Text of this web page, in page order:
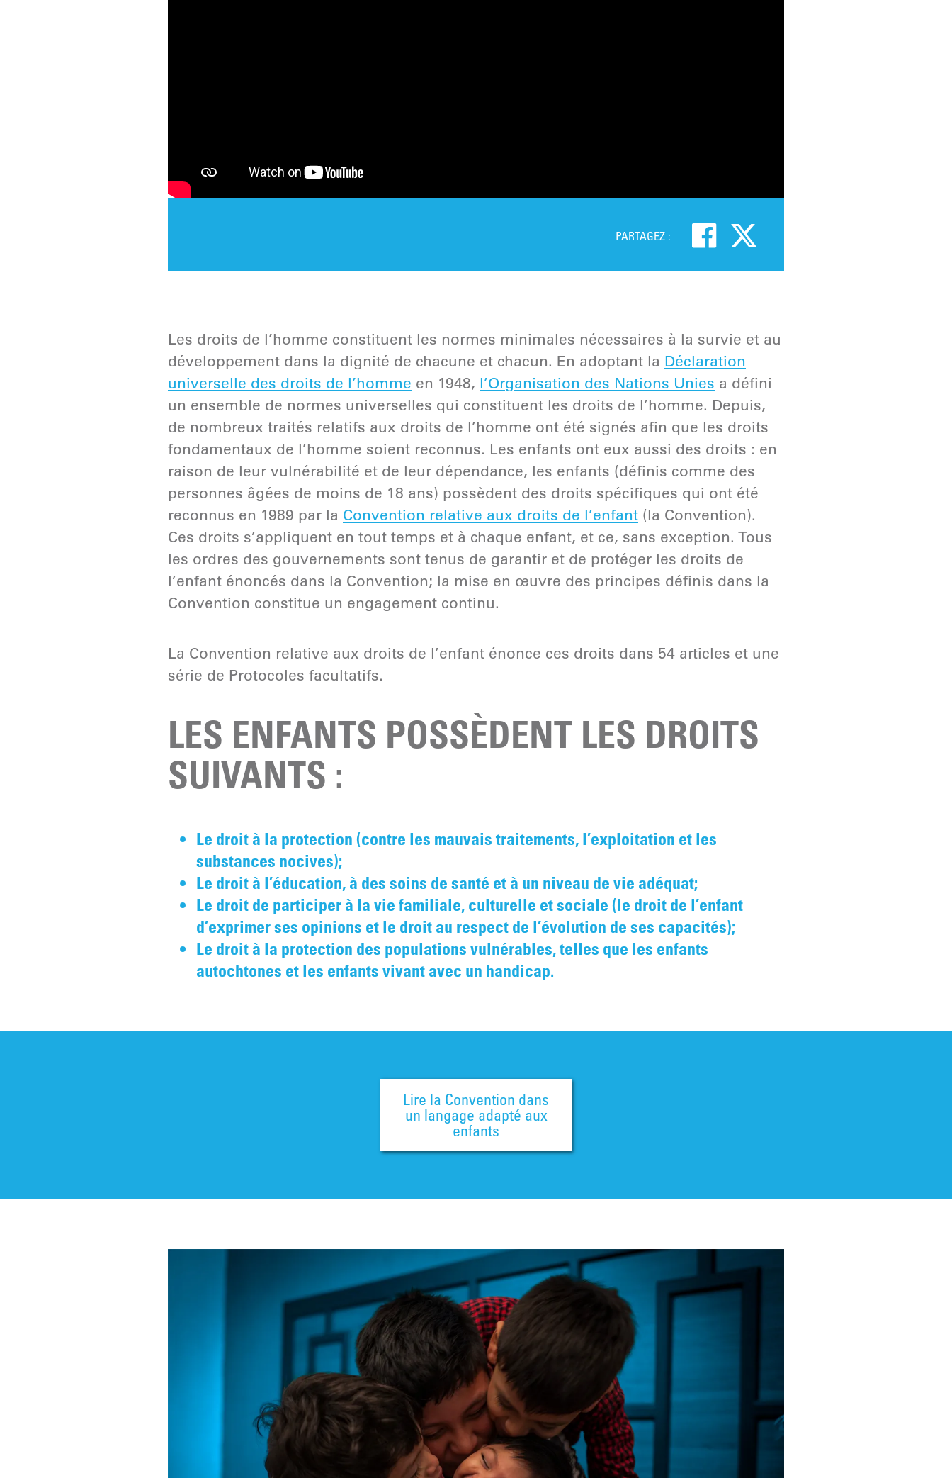
PARTAGEZ :
Les droits de l’homme constituent les normes minimales nécessaires à la survie et au
développement dans la dignité de chacune et chacun. En adoptant la Déclaration
universelle des droits de l’homme en 1948, l’Organisation des Nations Unies a défini
un ensemble de normes universelles qui constituent les droits de l’homme. Depuis,
de nombreux traités relatifs aux droits de l’homme ont été signés afin que les droits
fondamentaux de l’homme soient reconnus. Les enfants ont eux aussi des droits : en
raison de leur vulnérabilité et de leur dépendance, les enfants (définis comme des
personnes âgées de moins de 18 ans) possèdent des droits spécifiques qui ont été
reconnus en 1989 par la Convention relative aux droits de l’enfant (la Convention).
Ces droits s’appliquent en tout temps et à chaque enfant, et ce, sans exception. Tous
les ordres des gouvernements sont tenus de garantir et de protéger les droits de
l’enfant énoncés dans la Convention; la mise en œuvre des principes définis dans la
Convention constitue un engagement continu.
La Convention relative aux droits de l’enfant énonce ces droits dans 54 articles et une
série de Protocoles facultatifs.
LES ENFANTS POSSÈDENT LES DROITS
SUIVANTS :
Le droit à la protection (contre les mauvais traitements, l’exploitation et les
substances nocives);
Le droit à l’éducation, à des soins de santé et à un niveau de vie adéquat;
Le droit de participer à la vie familiale, culturelle et sociale (le droit de l’enfant
d’exprimer ses opinions et le droit au respect de l’évolution de ses capacités);
Le droit à la protection des populations vulnérables, telles que les enfants
autochtones et les enfants vivant avec un handicap.
Lire la Convention dans
un langage adapté aux
enfants